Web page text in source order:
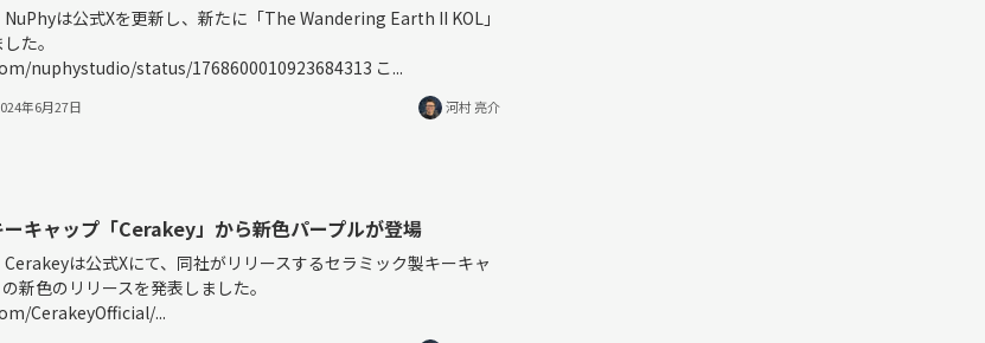
は公式Xを更新し、新たに「The Wandering Earth II KOL」
た。
nuphystudio/status/1768600010923684313 こ...
年6月27日 河村 亮介
キャップ「Cerakey」から新色パープルが登場
は公式Xにて、同社がリリースするセラミック製キーキャ
新色のリリースを発表しました。
CerakeyOfficial/...